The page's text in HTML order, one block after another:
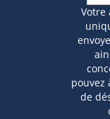
Votre
pouvez
de